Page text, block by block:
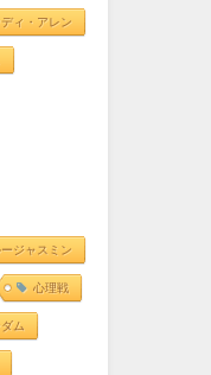
ディ・アレン
ージャスミン
心理戦
ム